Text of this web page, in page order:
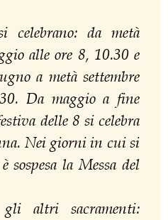
celebrano: da metà
alle ore 8, 10.30 e
a metà settembre
Da maggio a fine
delle 8 si celebra
Nei giorni in cui si
sospesa la Messa del
gli altri sacramenti: